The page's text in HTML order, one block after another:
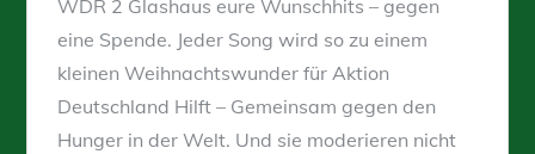
WDR 2 Glashaus eure Wunschhits – gegen
eine Spende. Jeder Song wird so zu einem
kleinen Weihnachtswunder für Aktion
Deutschland Hilft – Gemeinsam gegen den
Hunger in der Welt. Und sie moderieren nicht